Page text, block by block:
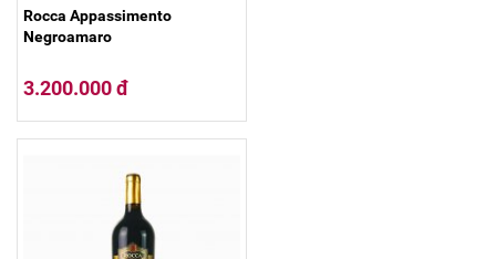
Rocca Appassimento
Negroamaro
3.200.000 đ